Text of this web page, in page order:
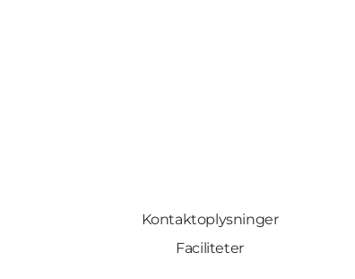
Kontaktoplysninger
Faciliteter